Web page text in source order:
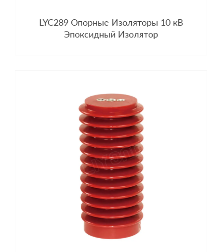
LYC289 Опорные Изоляторы 10 кВ
Эпоксидный Изолятор